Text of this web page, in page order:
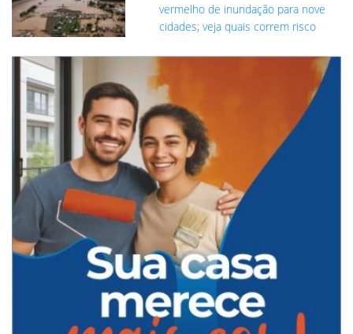
vermelho de inundação para nove
cidades; veja quais correm risco